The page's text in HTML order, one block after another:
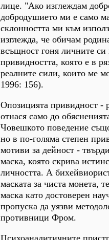
лице. "Ако изглеждам
добродушието ми е само
склонността ми към
изглежда, че обичам
всъщност гоня личните си
привидността, която е в
реалните сили, които ме
1996: 156).
Опозицията привидност -
отнася само до
Човешкото поведение
но в по-голяма степен
мотиви за дейност -
маска, която скрива
личността. А
маската за чиста монета,
маска като достоверен
пропуска да уязви
противници Фром.
Психоаналитичните